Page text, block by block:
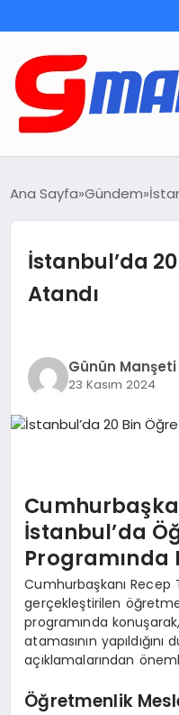
DEMOLAR
MEGA MENÜ
OYUN
TEKNOLOJI
MAGAZIN
KRIPTO PARA
GEZI & SEYAHAT
OYUN
Ana Sayfa Gündem
İstanbul’da
Atandı
Günün Manşeti
23 Kasım 2024
İstanbul’da
Programında
Cumhurbaşkanı Recep
gerçekleştirilen
programında
atamasının yapıldığını
açıklamalarından
Öğretmenlik